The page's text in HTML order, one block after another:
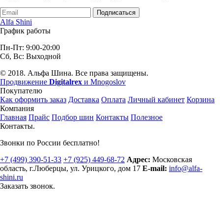
Подписаться
Alfa Shini
График работы
Пн-Пт: 9:00-20:00
Сб, Вс: Выходной
© 2018. Альфа Шина. Все права защищены.
Продвижение Digitalrex и Mnogoslov
Покупателю
Как оформить заказ Доставка Оплата Личный кабинет Корзина
Компания
Главная Прайс Подбор шин Контакты Полезное
Контакты.
Звонки по России бесплатно!
+7 (499) 390-51-33 +7 (925) 449-68-72 Адрес: Московская
область, г.Люберцы, ул. Урицкого, дом 17 E-mail: info@alfa-
shini.ru
Заказать звонок.